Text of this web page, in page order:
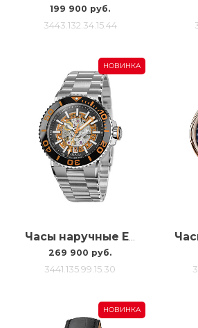
199 900 руб.
3443.132.34.15.44
НОВИНКА
Часы наручные Epos 3441 Diver Sk 3441.135.99.15.30
269 900 руб.
3441.135.99.15.30
НОВИНКА